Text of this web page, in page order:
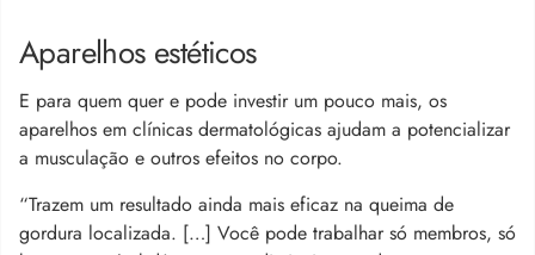
Aparelhos estéticos
E para quem quer e pode investir um pouco mais, os
aparelhos em clínicas dermatológicas ajudam a potencializar
a musculação e outros efeitos no corpo.
“Trazem um resultado ainda mais eficaz na queima de
gordura localizada. […] Você pode trabalhar só membros, só